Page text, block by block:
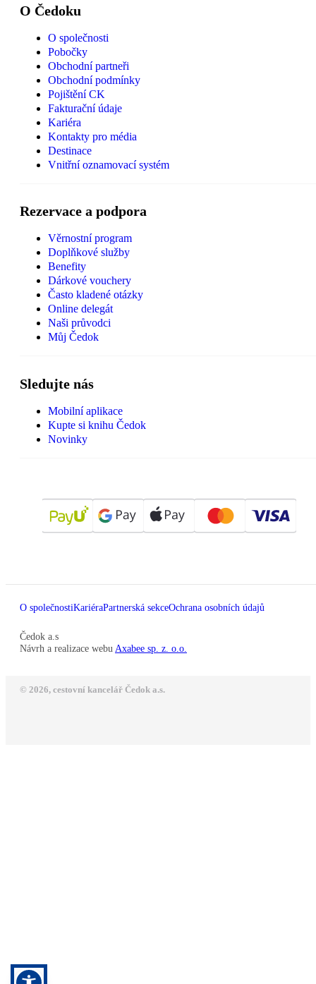
O Čedoku
O společnosti
Pobočky
Obchodní partneři
Obchodní podmínky
Pojištění CK
Fakturační údaje
Kariéra
Kontakty pro média
Destinace
Vnitřní oznamovací systém
Rezervace a podpora
Věrnostní program
Doplňkové služby
Benefity
Dárkové vouchery
Často kladené otázky
Online delegát
Naši průvodci
Můj Čedok
Sledujte nás
Mobilní aplikace
Kupte si knihu Čedok
Novinky
O společnostiKariéraPartnerská sekceOchrana osobních údajů
Čedok a.s
Návrh a realizace webu Axabee sp. z. o.o.
© 2026, cestovní kancelář Čedok a.s.